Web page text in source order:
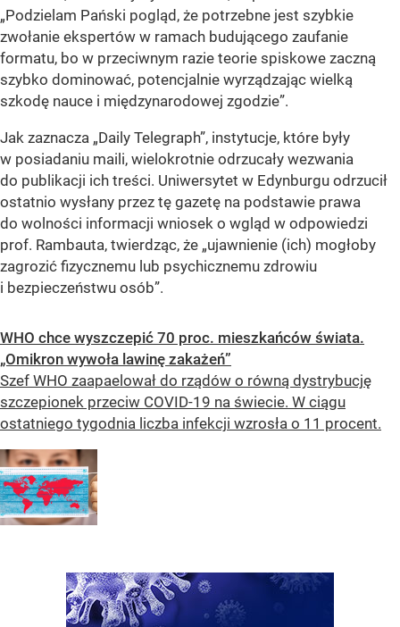
„Podzielam Pański pogląd, że potrzebne jest szybkie
zwołanie ekspertów w ramach budującego zaufanie
formatu, bo w przeciwnym razie teorie spiskowe zaczną
szybko dominować, potencjalnie wyrządzając wielką
szkodę nauce i międzynarodowej zgodzie”.
Jak zaznacza „Daily Telegraph”, instytucje, które były
w posiadaniu maili, wielokrotnie odrzucały wezwania
do publikacji ich treści. Uniwersytet w Edynburgu odrzucił
ostatnio wysłany przez tę gazetę na podstawie prawa
do wolności informacji wniosek o wgląd w odpowiedzi
prof. Rambauta, twierdząc, że „ujawnienie (ich) mogłoby
zagrozić fizycznemu lub psychicznemu zdrowiu
i bezpieczeństwu osób”.
WHO chce wyszczepić 70 proc. mieszkańców świata.
„Omikron wywoła lawinę zakażeń”
Szef WHO zaapaelował do rządów o równą dystrybucję
szczepionek przeciw COVID-19 na świecie. W ciągu
ostatniego tygodnia liczba infekcji wzrosła o 11 procent.